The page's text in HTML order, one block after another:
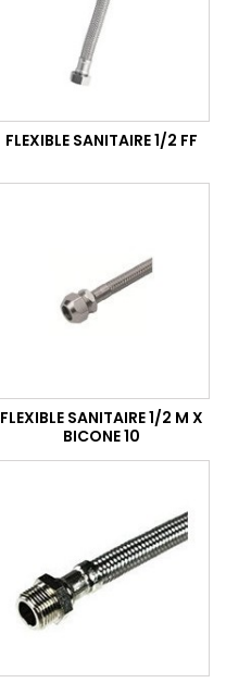
FLEXIBLE SANITAIRE 1/2 FF
FLEXIBLE SANITAIRE 1/2 M X
BICONE 10